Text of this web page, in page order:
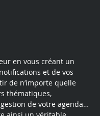
en vous créant un
et de vos
de n’importe quelle
thématiques,
de votre agenda…